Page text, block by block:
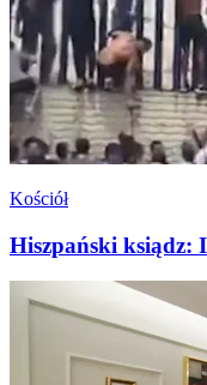
Kościół
Hiszpański ksiądz: